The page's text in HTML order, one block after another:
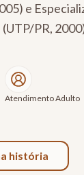
e
PR,
Atendimento Adulto
história